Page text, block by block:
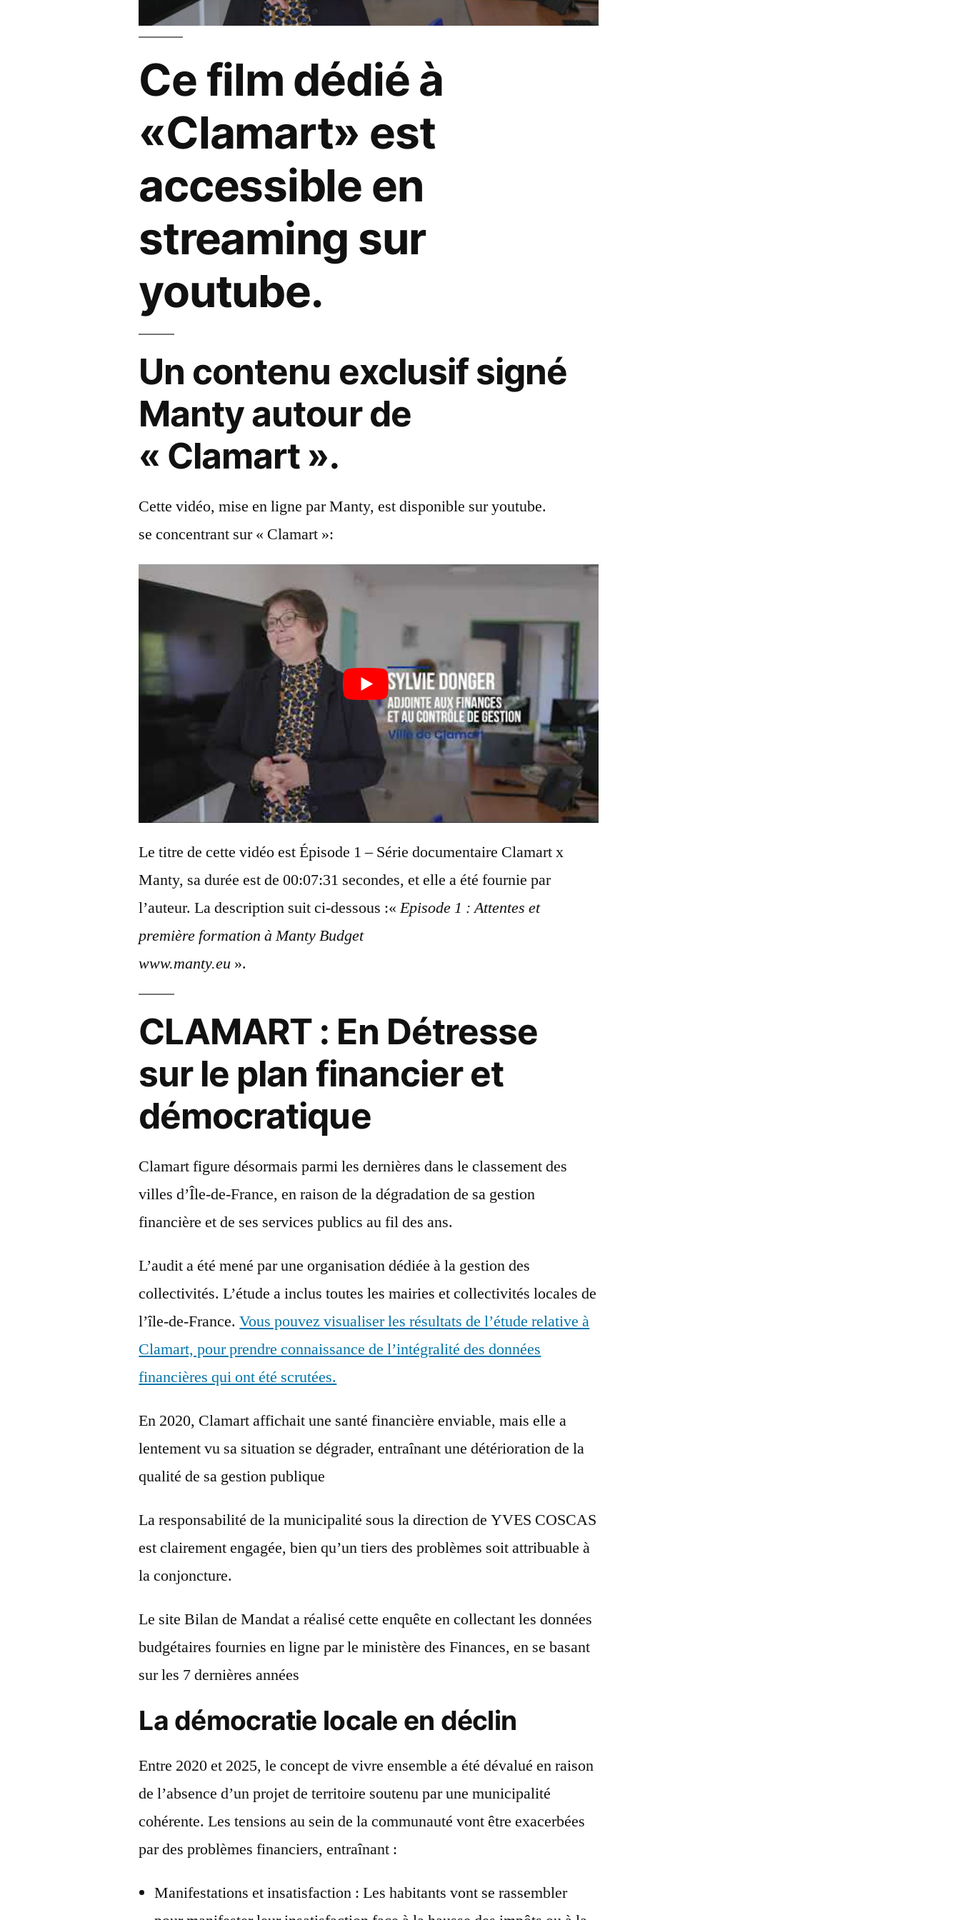
Ce film dédié à
«Clamart» est
accessible en
streaming sur
youtube.
Un contenu exclusif signé
Manty autour de
« Clamart ».
Cette vidéo, mise en ligne par Manty, est disponible sur youtube.
se concentrant sur « Clamart »:
Le titre de cette vidéo est Épisode 1 – Série documentaire Clamart x
Manty, sa durée est de 00:07:31 secondes, et elle a été fournie par
l’auteur. La description suit ci-dessous :«Episode 1 : Attentes et
première formation à Manty Budget
www.manty.eu ».
CLAMART : En Détresse
sur le plan financier et
démocratique
Clamart figure désormais parmi les dernières dans le classement des
villes d’Île-de-France, en raison de la dégradation de sa gestion
financière et de ses services publics au fil des ans.
L’audit a été mené par une organisation dédiée à la gestion des
collectivités. L’étude a inclus toutes les mairies et collectivités locales de
l’île-de-France.Vous pouvez visualiser les résultats de l’étude relative à
Clamart, pour prendre connaissance de l’intégralité des données
financières qui ont été scrutées.
En 2020, Clamart affichait une santé financière enviable, mais elle a
lentement vu sa situation se dégrader, entraînant une détérioration de la
qualité de sa gestion publique
La responsabilité de la municipalité sous la direction de YVES COSCAS
est clairement engagée, bien qu’un tiers des problèmes soit attribuable à
la conjoncture.
Le site Bilan de Mandat a réalisé cette enquête en collectant les données
budgétaires fournies en ligne par le ministère des Finances, en se basant
sur les 7 dernières années
La démocratie locale en déclin
Entre 2020 et 2025, le concept de vivre ensemble a été dévalué en raison
de l’absence d’un projet de territoire soutenu par une municipalité
cohérente. Les tensions au sein de la communauté vont être exacerbées
par des problèmes financiers, entraînant :
Manifestations et insatisfaction : Les habitants vont se rassembler